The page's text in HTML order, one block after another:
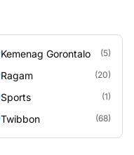
Kemenag Gorontalo (5)
Ragam (20)
Sports (1)
Twibbon (68)